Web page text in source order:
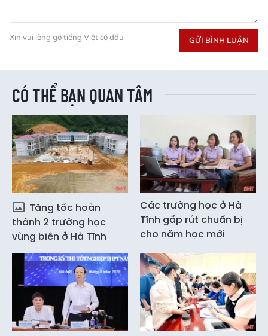
Xin vui lòng gõ tiếng Việt có dấu GỬI BÌNH LUẬN
CÓ THỂ BẠN QUAN TÂM
Tăng tốc hoàn
thành 2 trường học
vùng biên ở Hà Tĩnh
Các trường học ở Hà
Tĩnh gấp rút chuẩn bị
cho năm học mới